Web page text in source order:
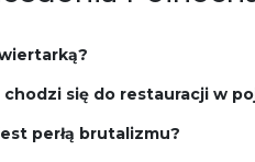
się do restauracji w
perłą brutalizmu?